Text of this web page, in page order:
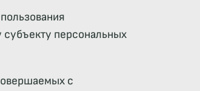
персональных
с